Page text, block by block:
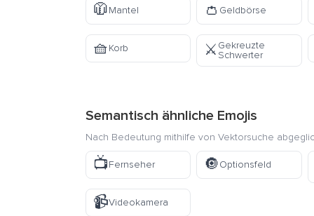
🧥Mantel 👛 Geldbörse
🧺Korb ⚔️ Gekreuzte
Schwerter
Semantisch ähnliche Emojis
Nach Bedeutung mithilfe von Vektorsuche
📺Fernseher 🔘Optionsfeld
📹Videokamera